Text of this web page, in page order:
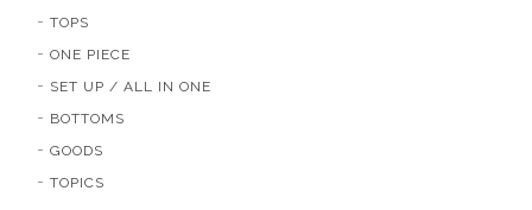
TOPS
ONE PIECE
SET UP / ALL IN ONE
BOTTOMS
GOODS
TOPICS